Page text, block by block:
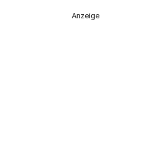
Anzeige